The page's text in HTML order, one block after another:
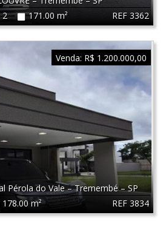
REF 3362
2 171.00 m²
REF 3834
Pérola do Vale–Tremembé–SP
178.00 m²
Venda: R$ 1.200.000,00